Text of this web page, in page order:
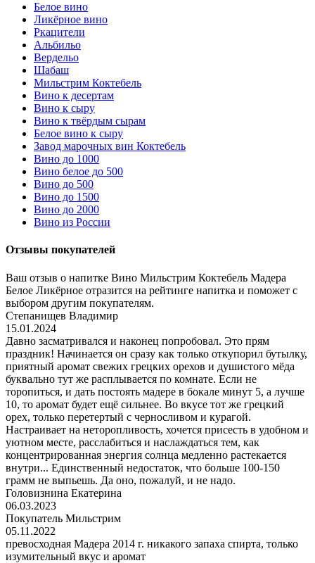
Белое вино
Ликёрное вино
Ркацители
Альбильо
Вердельо
Шабаш
Мильстрим Коктебель
Вино к десертам
Вино к сыру
Вино к твёрдым сырам
Белое вино к сыру
Завод марочных вин Коктебель
Вино до 1000
Вино белое до 500
Вино до 500
Вино до 1500
Вино до 2000
Вино из России
Отзывы покупателей
Ваш отзыв о напитке Вино Мильстрим Коктебель Мадера
Белое Ликёрное отразится на рейтинге напитка и поможет с
выбором другим покупателям.
Степанищев Владимир
15.01.2024
Давно засматривался и наконец попробовал. Это прям
праздник! Начинается он сразу как только откупорил бутылку,
приятный аромат свежих грецких орехов и душистого мёда
буквально тут же расплывается по комнате. Если не
торопиться, и дать постоять мадере в бокале минут 5, а лучше
10, то аромат будет ещё сильнее. Во вкусе тот же грецкий
орех, только перетертый с черносливом и курагой.
Настраивает на неторопливость, хочется присесть в удобном и
уютном месте, расслабиться и наслаждаться тем, как
концентрированная энергия солнца медленно растекается
внутри... Единственный недостаток, что больше 100-150
грамм не выпьешь. Да оно, пожалуй, и не надо.
Головизнина Екатерина
06.03.2023
Покупатель Мильстрим
05.11.2022
превосходная Мадера 2014 г. никакого запаха спирта, только
изумительный вкус и аромат